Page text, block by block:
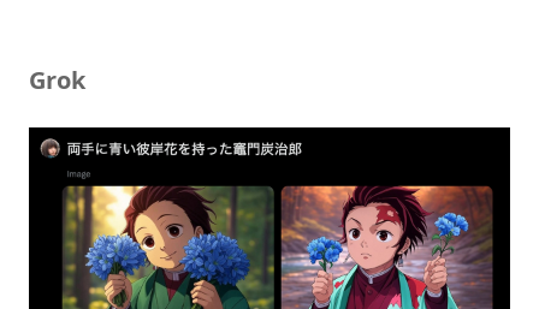
Grok